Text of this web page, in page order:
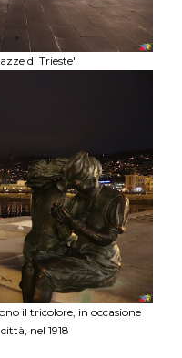
di Trieste"
il tricolore, in occasione
nel 1918